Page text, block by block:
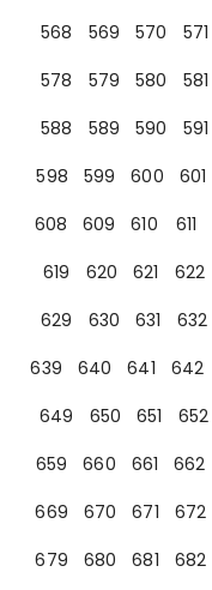
568
569 570 571
578
579 580 581
588
589 590 591
598
599 600 601
608
609 610 611
619
620 621 622
629
630 631 632
639
640 641 642
649
650 651 652
659
660 661 662
669
670 671 672
679
680 681 682